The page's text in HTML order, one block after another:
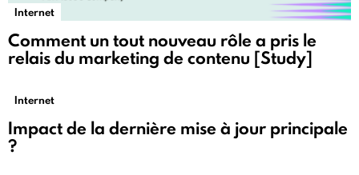
Internet
Comment un tout nouveau rôle a pris le
relais du marketing de contenu [Study]
Internet
Impact de la dernière mise à jour principale
?